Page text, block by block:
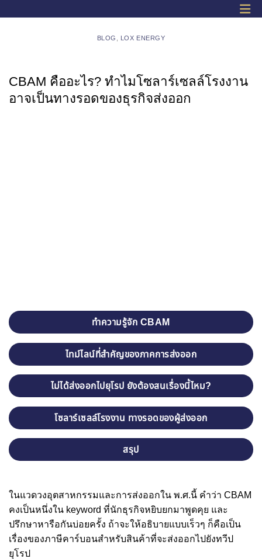
BLOG LOX ENERGY
CBAM คืออะไร? ทำไมโซลาร์เซลล์โรงงาน
อาจเป็นทางรอดของธุรกิจส่งออก
ทำความรู้จัก CBAM
ไทม์ไลน์ที่สำคัญของภาคการส่งออก
ไม่ได้ส่งออกไปยุโรป ยังต้องสนเรื่องนี้ไหม?
โซลาร์เซลล์โรงงาน ทางรอดของผู้ส่งออก
สรุป
ในแวดวงอุตสาหกรรมและการส่งออกใน พ.ศ.นี้ คำว่า CBAM
คงเป็นหนึ่งใน keyword ที่นักธุรกิจหยิบยกมาพูดคุย และ
ปรึกษาหารือกันบ่อยครั้ง ถ้าจะให้อธิบายแบบเร็วๆ ก็คือเป็น
เรื่องของภาษีคาร์บอนสำหรับสินค้าที่จะส่งออกไปยังทวีป
ยุโรป